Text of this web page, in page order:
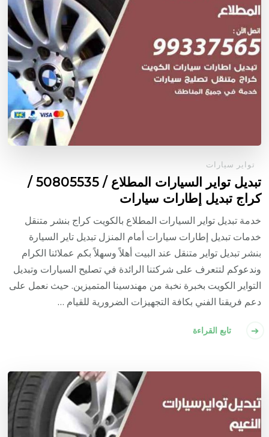
تواير سيارات
تبديل تواير السيارات المطلاع / 50805535‬ /
كراج تبديل إطارات سيارات
خدمة تبديل تواير السيارات المطلاع بالكويت كراج بنشر متنقل
خدمات تبديل إطارات سيارات أمام المنزل تبديل تاير السيارة
بنشر تبديل تواير متنقل عند البيت أهلاً وسهلاً بكم عملائنا الكرام
وندعوكم لتتعرف على شركتنا الرائدة في تصليح السيارات وتبديل
التواير الكويت بخبرة نخبة من مهندسينا المتميزين. حيث نعمل على
دعم فريقنا الفني بكافة التجهيزات الضرورية للقيام …
تابع القراءة